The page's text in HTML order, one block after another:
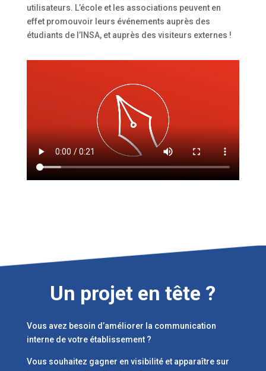
utilisateurs. L’école et les associations peuvent en
effet promouvoir leurs événements auprès des
étudiants de l’INSA, et auprès des visiteurs externes !
Un projet en tête ?
Vous avez besoin d’améliorer la communication
interne de votre établissement ?
Vous souhaitez gagner en visibilité et apparaître sur